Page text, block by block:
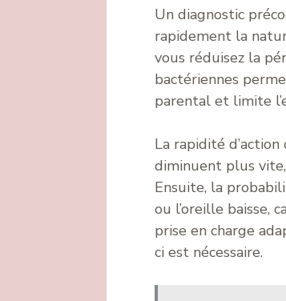
Un diagnostic
rapidement la
vous réduisez la
bactériennes
parental et limite
La rapidité
diminuent plus
Ensuite, la
ou l’oreille baisse,
prise en charge
ci est nécessaire.